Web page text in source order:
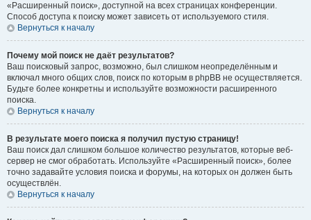
«Расширенный поиск», доступной на всех страницах конференции.
Способ доступа к поиску может зависеть от используемого стиля.
Вернуться к началу
Почему мой поиск не даёт результатов?
Ваш поисковый запрос, возможно, был слишком неопределённым и
включал много общих слов, поиск по которым в phpBB не осуществляется.
Будьте более конкретны и используйте возможности расширенного
поиска.
Вернуться к началу
В результате моего поиска я получил пустую страницу!
Ваш поиск дал слишком большое количество результатов, которые веб-
сервер не смог обработать. Используйте «Расширенный поиск», более
точно задавайте условия поиска и форумы, на которых он должен быть
осуществлён.
Вернуться к началу